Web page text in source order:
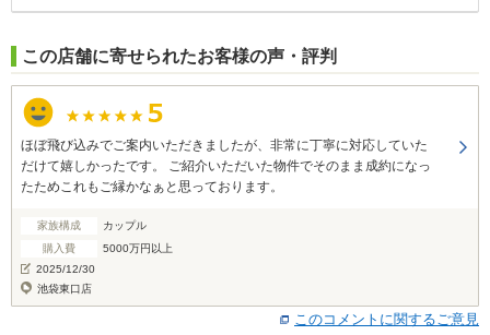
この店舗に寄せられたお客様の声・評判
ほぼ飛び込みでご案内いただきましたが、非常に丁寧に対応していた
だけて嬉しかったです。 ご紹介いただいた物件でそのまま成約になっ
たためこれもご縁かなぁと思っております。
家族構成
カップル
購入費
5000万円以上
2025/12/30
池袋東口店
このコメントに関するご意見